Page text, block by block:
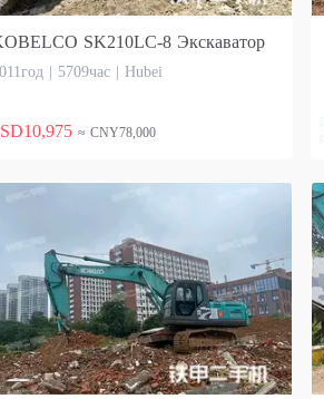
SK210LC-8 Экскаватор
| 5709час | Hubei
≈ CNY78,000